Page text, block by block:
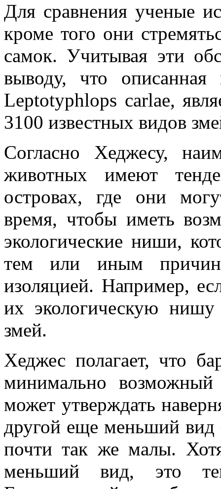
Для сравнения ученые
кроме того они
самок. Учитывая эти
выводу, что
Leptotyphlops carlae,
3100 известных видов
Согласно Хеджесу,
животных имеют
островах, где они
время, чтобы иметь
экологические ниши,
тем или иным
изоляцией. Например,
их экологическую
змей.
Хеджес полагает, что
минимально
может утверждать
другой еще меньший вид
почти так же малы.
меньший вид, это